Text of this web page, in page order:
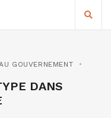
GOUVERNEMENT
DANS